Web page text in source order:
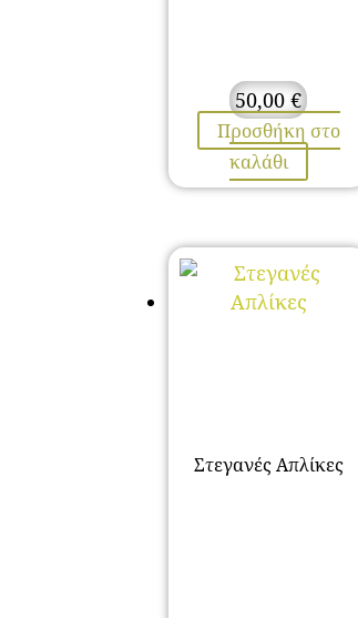
50,00 €
Προσθήκη στο
καλάθι
Στεγανές Απλίκες